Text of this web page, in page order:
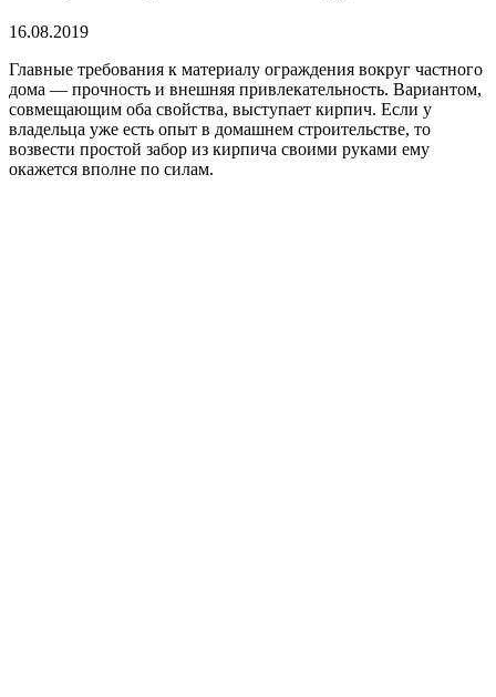
16.08.2019
Главные требования к материалу ограждения вокруг частного
дома ― прочность и внешняя привлекательность. Вариантом,
совмещающим оба свойства, выступает кирпич. Если у
владельца уже есть опыт в домашнем строительстве, то
возвести простой забор из кирпича своими руками ему
окажется вполне по силам.